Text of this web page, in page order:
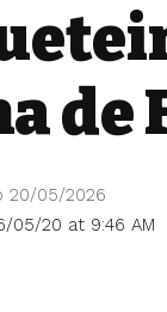
de
05/20 at 9:46 AM
20/05/2026